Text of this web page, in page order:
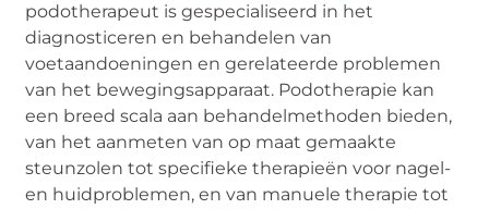
podotherapeut is gespecialiseerd in het
diagnosticeren en behandelen van
voetaandoeningen en gerelateerde problemen
van het bewegingsapparaat. Podotherapie kan
een breed scala aan behandelmethoden bieden,
van het aanmeten van op maat gemaakte
steunzolen tot specifieke therapieën voor nagel-
en huidproblemen, en van manuele therapie tot